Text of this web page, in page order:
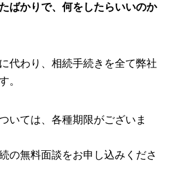
ばかりで、何をしたらいいのか
代わり、相続手続きを全て弊社
。
いては、各種期限がございま
の無料面談をお申し込みくださ